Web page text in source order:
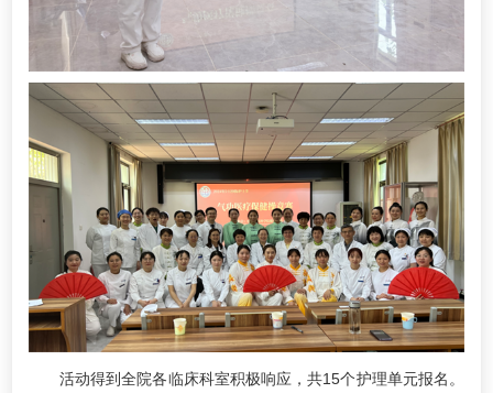
活动得到全院各临床科室积极响应，共15个护理单元报名。